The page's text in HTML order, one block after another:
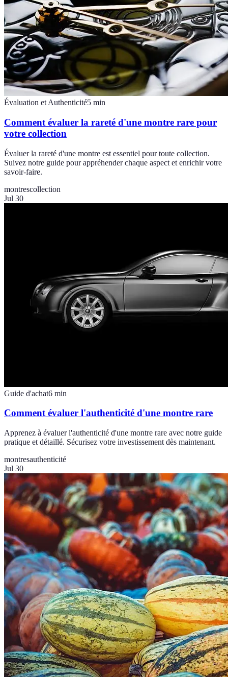
Évaluation et Authenticité5 min
Comment évaluer la rareté d'une montre rare pour
votre collection
Évaluer la rareté d'une montre est essentiel pour toute collection.
Suivez notre guide pour appréhender chaque aspect et enrichir votre
savoir-faire.
montrescollection
Jul 30
Guide d'achat6 min
Comment évaluer l'authenticité d'une montre rare
Apprenez à évaluer l'authenticité d'une montre rare avec notre guide
pratique et détaillé. Sécurisez votre investissement dès maintenant.
montresauthenticité
Jul 30